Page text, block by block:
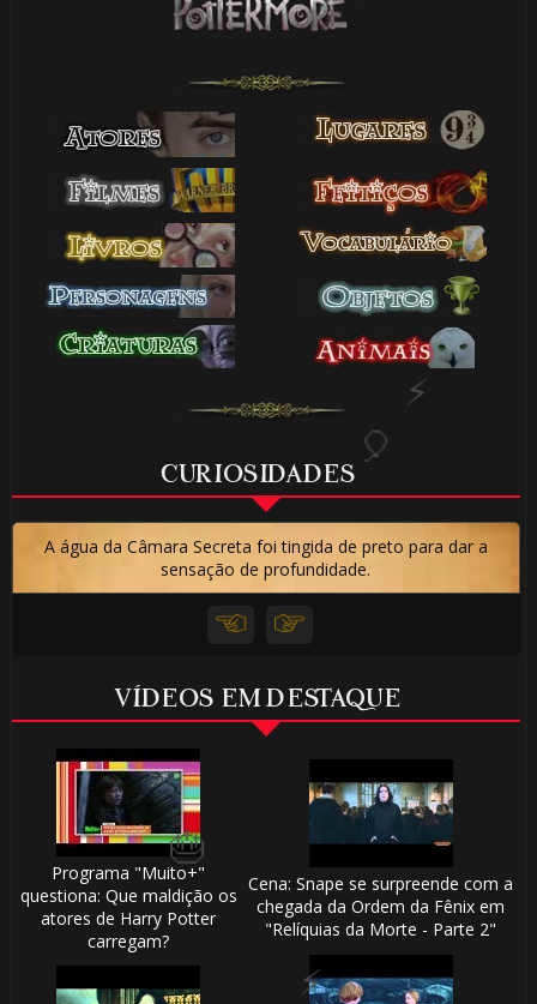
CURIOSIDADES
A água da Câmara Secreta foi tingida de preto para dar a
sensação de profundidade.
VÍDEOS EM DESTAQUE
Programa "Muito+"
questiona: Que maldição os
atores de Harry Potter
carregam?
Cena: Snape se surpreende com a
chegada da Ordem da Fênix em
"Relíquias da Morte - Parte 2"
🎂
⚡